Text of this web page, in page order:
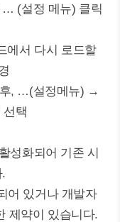
(설정 메뉴) 클릭
에서 다시 로드할
, …(설정메뉴) →
선택
성화되어 기존 시
어 있거나 개발자
제약이 있습니다.